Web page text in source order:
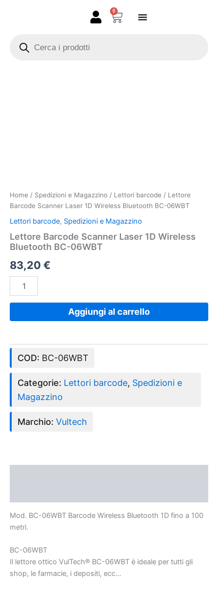
0
Carrello
search
Home / Spedizioni e Magazzino / Lettori barcode / Lettore
Barcode Scanner Laser 1D Wireless Bluetooth BC-06WBT
Lettori barcode, Spedizioni e Magazzino
Lettore Barcode Scanner Laser 1D Wireless
Bluetooth BC-06WBT
83,20 €
Aggiungi al carrello
COD: BC-06WBT
Categorie: Lettori barcode, Spedizioni e
Magazzino
Marchio: Vultech
Mod. BC-06WBT Barcode Wireless Bluetooth 1D fino a 100
metri.
BC-06WBT
Il lettore ottico VulTech® BC-06WBT è ideale per tutti gli
shop, le farmacie, i depositi, ecc…